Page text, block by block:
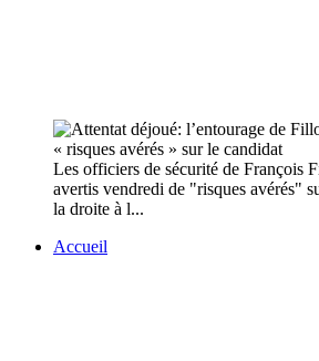
Les officiers de sécurité de François
avertis vendredi de "risques avérés"
la droite à l...
Accueil